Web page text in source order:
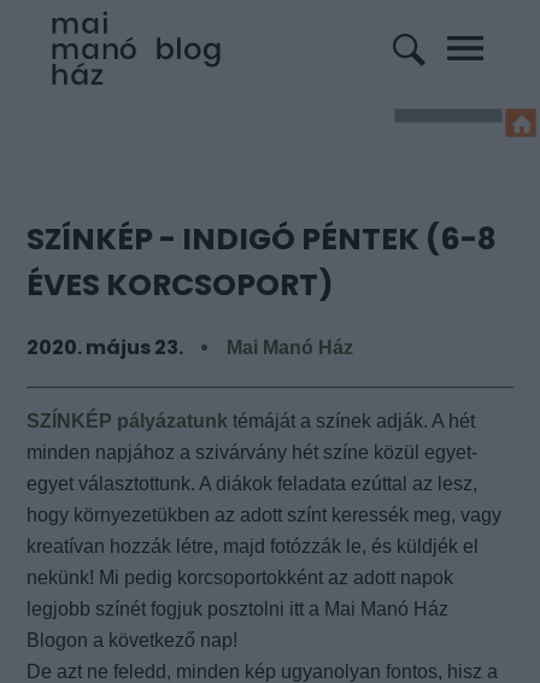
SZÍNKÉP - INDIGÓ PÉNTEK (6-8
ÉVES KORCSOPORT)
2020. május 23. Mai Manó Ház
SZÍNKÉP pályázatunk témáját a színek adják. A hét
minden napjához a szivárvány hét színe közül egyet-
egyet választottunk. A diákok feladata ezúttal az lesz,
hogy környezetükben az adott színt keressék meg, vagy
kreatívan hozzák létre, majd fotózzák le, és küldjék el
nekünk! Mi pedig korcsoportokként az adott napok
legjobb színét fogjuk posztolni itt a Mai Manó Ház
Blogon a következő nap!
De azt ne feledd, minden kép ugyanolyan fontos, hisz a